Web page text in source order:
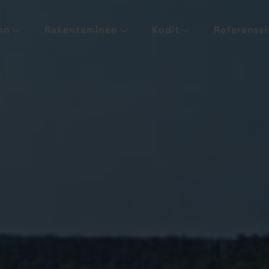
Rakentaminen Kodit